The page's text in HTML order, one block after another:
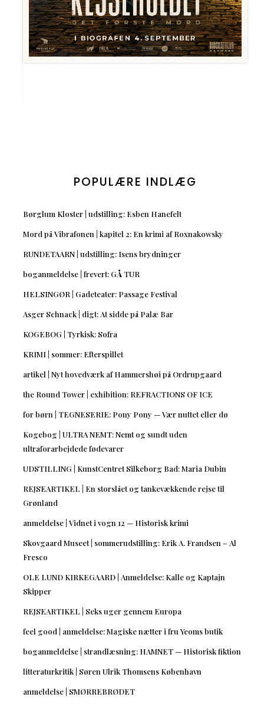
POPULÆRE INDLÆG
Børglum Kloster | udstilling: Esben Hanefelt
Mord på Vibrafonen | kapitel 2: En krimi af Roxnakowsky
RUNDETAARN | udstilling: Isens brydninger
boganmeldelse | frevert: GÅ TUR
HELSINGØR | Gadeteater: Passage Festival
Asger Schnack | digt: At sidde på Palæ Bar
KOGEBOG | Tyrkisk: Sofra
KRIMI | sommer: Efterspillet
artikel | Nyt hovedværk af Hammershøi på Ordrupgaard
the Round Tower | exhibition: REFRACTIONS OF ICE
for børn | TEGNESERIE: Pony Pony — Vær nuttet eller dø
Kogebog | ULTRA NEMT: Nemt og sundt uden
ultraforarbejdede fødevarer
UDSTILLING | KunstCentret Silkeborg Bad: Maria Dubin
REJSEARTIKEL | En storslået og tankevækkende rejse til
Grønland
anmeldelse | Vidnet i vogn 12 — Historisk krimi
Skovgaard Museet | sommerudstilling: Erik A. Frandsen – Al
Fresco
OLE LUND KIRKEGAARD | Anmeldelse: Kalle og Kaptajn
Skipper
REJSEARTIKEL | Seks uger gennem Europa
feel good | anmeldelse: Magiske nætter i fru Yeoms butik
boganmeldelse | strandlæsning: HAMNET — Historisk fiktion
litteraturkritik | Søren Ulrik Thomsens København
anmeldelse | SMØRREBRØDET